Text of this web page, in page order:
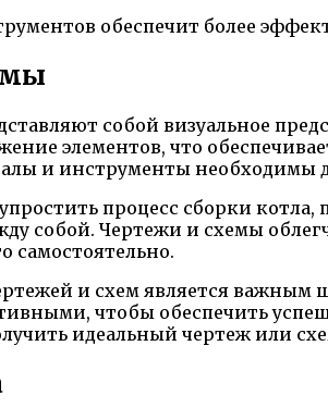
обеспечит более
собой визуальное
элементов, что
и инструменты необходимы
процесс сборки котла,
собой. Чертежи и схемы
самостоятельно.
и схем является важным
чтобы обеспечить
идеальный чертеж или